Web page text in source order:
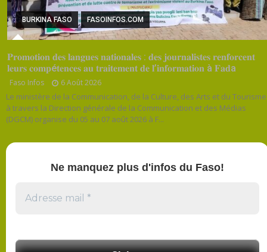
BURKINA FASO FASOINFOS.COM
𝐏𝐫𝐨𝐦𝐨𝐭𝐢𝐨𝐧 𝐝𝐞𝐬 𝐥𝐚𝐧𝐠𝐮𝐞𝐬 𝐧𝐚𝐭𝐢𝐨𝐧𝐚𝐥𝐞𝐬 : 𝐝𝐞𝐬 𝐣𝐨𝐮𝐫𝐧𝐚𝐥𝐢𝐬𝐭𝐞𝐬 𝐫𝐞𝐧𝐟𝐨𝐫𝐜𝐞𝐧𝐭
𝐥𝐞𝐮𝐫𝐬 𝐜𝐨𝐦𝐩é𝐭𝐞𝐧𝐜𝐞𝐬 𝐚𝐮 𝐭𝐫𝐚𝐢𝐭𝐞𝐦𝐞𝐧𝐭 𝐝𝐞 𝐥’𝐢𝐧𝐟𝐨𝐫𝐦𝐚𝐭𝐢𝐨𝐧 à 𝐅𝐚𝐝a
Faso Infos 6 Août 2026
Le ministère de la Communication, de la Culture, des Arts et du Tourisme
à travers la Direction générale de la Communication et des Médias
(DGCM) organise du 05 au 07 août 2026 à F...
Ne manquez plus d'infos du Faso!